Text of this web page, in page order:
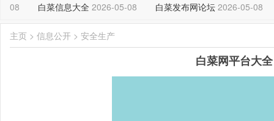
08
白菜信息大全 2026-05-08 白菜发布网论坛 2026-05-08
主页 > 信息公开 > 安全生产
白菜网平台大全